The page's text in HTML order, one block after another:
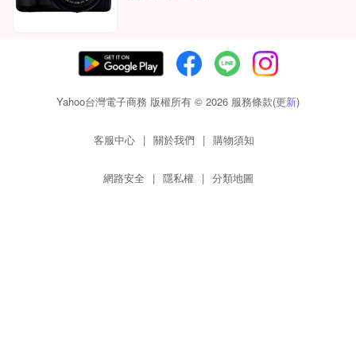
Yahoo台灣電子商務 版權所有 © 2026 服務條款(更新)
客服中心 | 關於我們 | 購物須知
網路安全 | 隱私權 | 分類地圖